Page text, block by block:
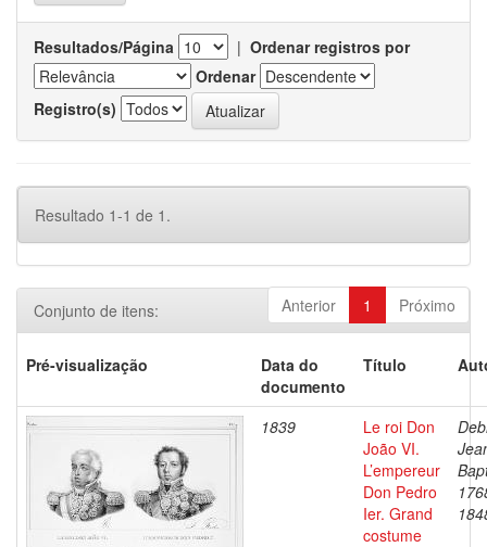
Resultados/Página | Ordenar registros por
Ordenar
Registro(s)
Resultado 1-1 de 1.
Anterior 1 Próximo
Conjunto de itens:
Pré-visualização
Data do
documento
Título
1839
Le roi Don
João VI.
L’empereur
Don Pedro
Ier. Grand
costume